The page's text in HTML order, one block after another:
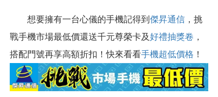
想要擁有一台心儀的手機記得到 傑昇通信 ，挑
戰手機市場最低價還送千元尊榮卡及好禮抽獎卷 ，
搭配門號再享高額折扣！快來看看手機超低價格 ！